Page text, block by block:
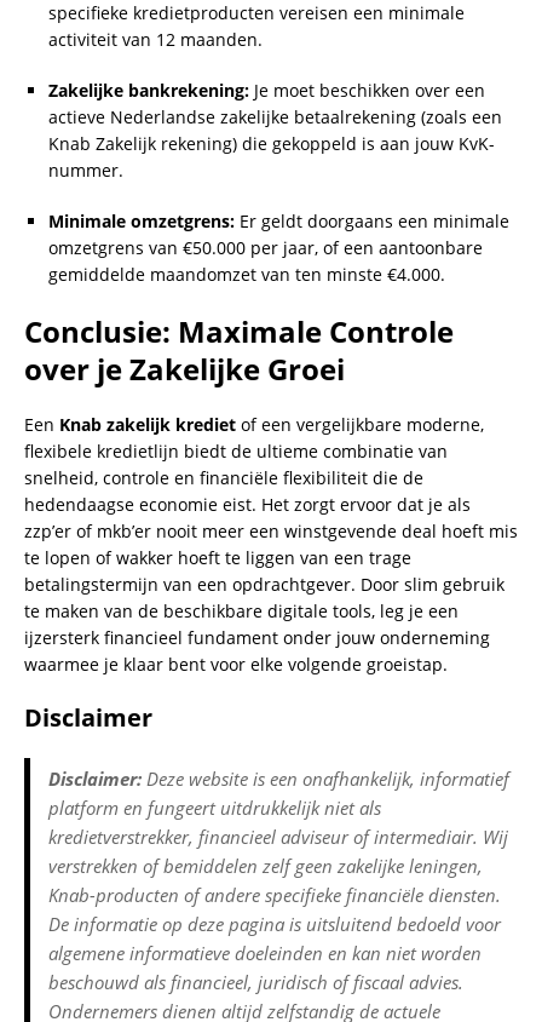
specifieke kredietproducten vereisen een minimale
activiteit van 12 maanden.
Zakelijke bankrekening: Je moet beschikken over een
actieve Nederlandse zakelijke betaalrekening (zoals een
Knab Zakelijk rekening) die gekoppeld is aan jouw KvK-
nummer.
Minimale omzetgrens: Er geldt doorgaans een minimale
omzetgrens van €50.000 per jaar, of een aantoonbare
gemiddelde maandomzet van ten minste €4.000.
Conclusie: Maximale Controle
over je Zakelijke Groei
Een Knab zakelijk krediet of een vergelijkbare moderne,
flexibele kredietlijn biedt de ultieme combinatie van
snelheid, controle en financiële flexibiliteit die de
hedendaagse economie eist. Het zorgt ervoor dat je als
zzp’er of mkb’er nooit meer een winstgevende deal hoeft mis
te lopen of wakker hoeft te liggen van een trage
betalingstermijn van een opdrachtgever. Door slim gebruik
te maken van de beschikbare digitale tools, leg je een
ijzersterk financieel fundament onder jouw onderneming
waarmee je klaar bent voor elke volgende groeistap.
Disclaimer
Disclaimer: Deze website is een onafhankelijk, informatief
platform en fungeert uitdrukkelijk niet als
kredietverstrekker, financieel adviseur of intermediair. Wij
verstrekken of bemiddelen zelf geen zakelijke leningen,
Knab-producten of andere specifieke financiële diensten.
De informatie op deze pagina is uitsluitend bedoeld voor
algemene informatieve doeleinden en kan niet worden
beschouwd als financieel, juridisch of fiscaal advies.
Ondernemers dienen altijd zelfstandig de actuele